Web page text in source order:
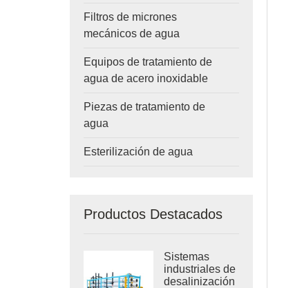
Filtros de micrones
mecánicos de agua
Equipos de tratamiento de
agua de acero inoxidable
Piezas de tratamiento de
agua
Esterilización de agua
Productos Destacados
Sistemas
industriales de
desalinización